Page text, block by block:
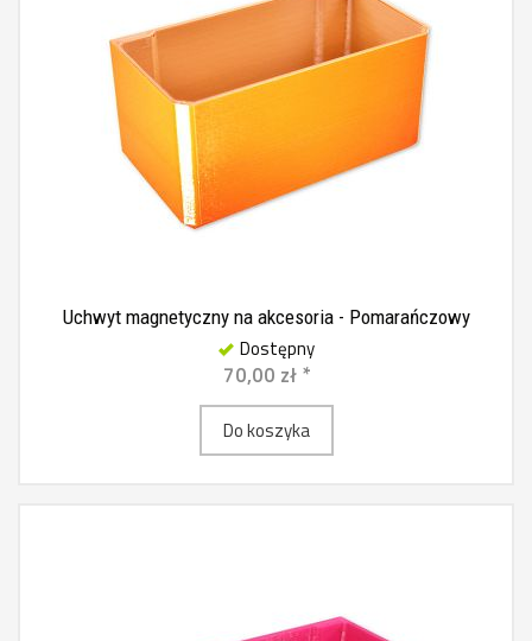
Uchwyt magnetyczny na akcesoria - Pomarańczowy
Dostępny
70,00 zł *
Do koszyka